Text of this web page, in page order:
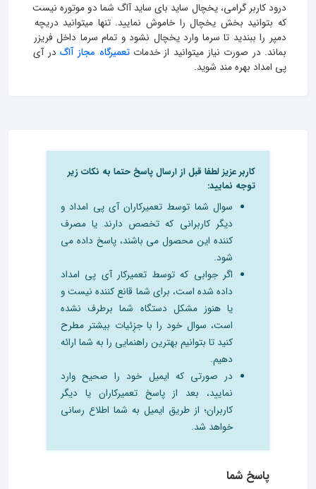
درود کاربر گرامی، یخچال ساید بای ساید آاگ شما دو موتوره نیست
که بتوانید بخش یخچال را خاموش نمایید. تنها میتوانید دریچه
دمپر را ببندید تا سرما وارد یخچال نشود و تمام سرما داخل فریزر
بماند. در صورت نیاز میتوانید از خدمات تعمیرگاه مجاز آاگ در آی
پی امداد بهره مند شوید.
کاربر عزیز لطفا قبل از ارسال پاسخ حتما به نکات زیر
توجه نمایید:
سوال شما توسط تعمیرکاران آی پی امداد و
دیگر کاربرانی که تخصص دارند یا مصرف
کننده این محصول می باشند، پاسخ داده می
شود.
اگر جوابی که توسط تعمیرکار آی پی امداد
داده شده است، برای شما قانع کننده نیست و
یا هنوز مشکل دستگاه شما برطرف نشده
است، سوال خود را با جزِئیات بیشتر مطرح
کنید تا بتوانیم بهترین راهنمایی را به شما ارائه
دهیم.
در صورتی که ایمیل خود را صحیح وارد
نمایید، بعد از پاسخ تعمیرکاران یا دیگر
کاربران؛ از طریق ایمیل به شما اطلاع رسانی
خواهد شد.
پاسخ شما